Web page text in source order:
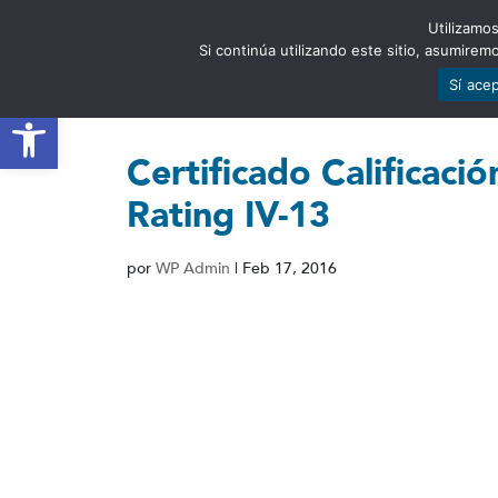
Abrir barra de herramientas
Certificado
Rating IV-13
por WP Admin | Feb 17, 2016
Si continúa utilizando este sitio,
Sí